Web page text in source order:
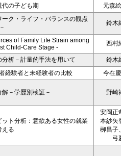
の子ども期
元森
ク・ライフ・バランスの観点
鈴木
of Family Life Strain among
Child-Care Stage -
西村
析－計量的手法を用いて
鈴木
経験者と未経験者の比較
今在
－学歴別検証－ 野崎
ト分析：意欲ある女性の就業
える
安岡正
本紗矢
栁昌子
弓